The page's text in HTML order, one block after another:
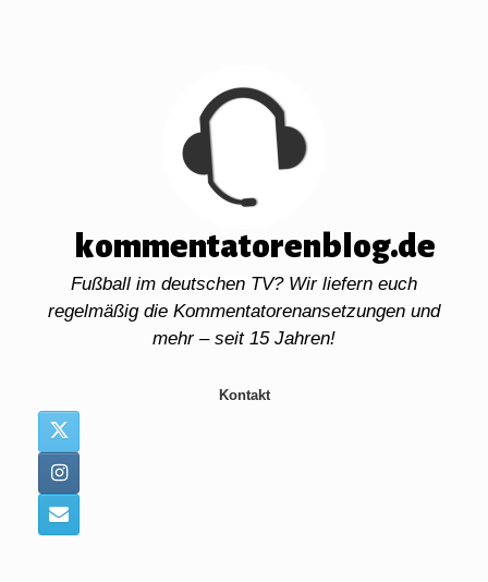
kommentatorenblog.de
Fußball im deutschen TV? Wir liefern euch
regelmäßig die Kommentatorenansetzungen und
mehr – seit 15 Jahren!
Kontakt